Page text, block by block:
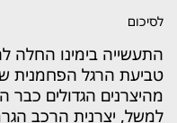
לסיכום
התעשייה בימינו החלה
טביעת הרגל הפחמנית
מהיצרנים הגדולים כבר